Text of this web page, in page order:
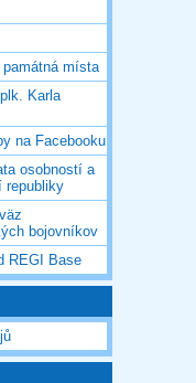
místa
Karla
na Facebooku
osobností a
republiky
bojovníkov
REGI Base